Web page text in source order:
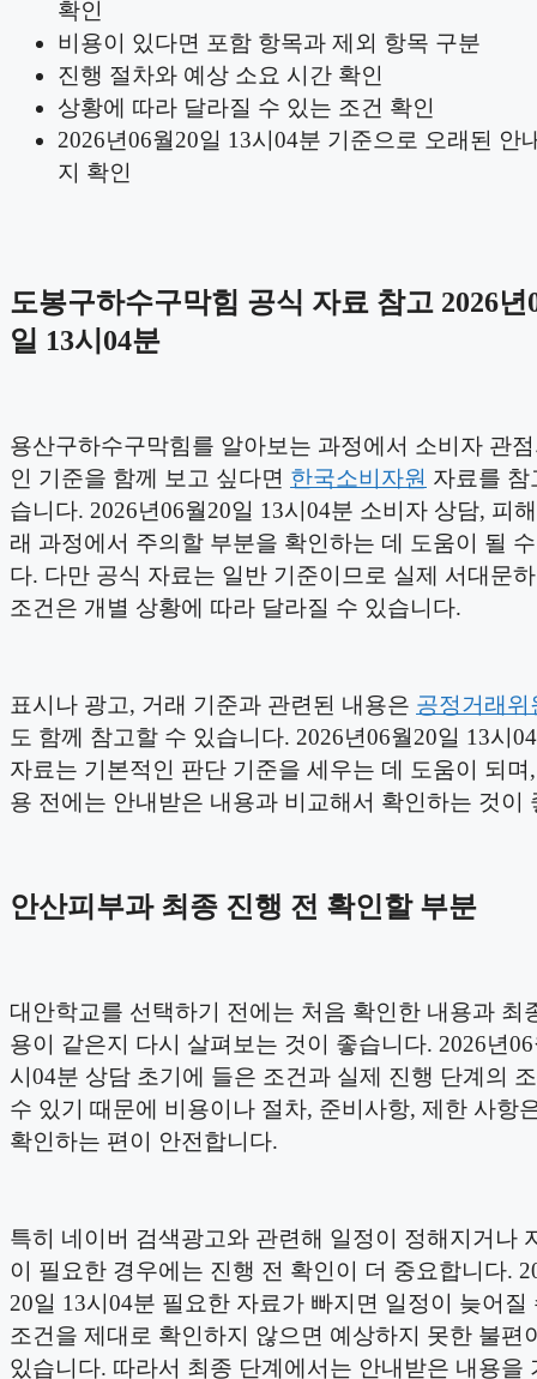
확인
비용이 있다면 포함 항목과 제외 항목 구분
진행 절차와 예상 소요 시간 확인
상황에 따라 달라질 수 있는 조건 확인
2026년06월20일 13시04분 기준으로 오래된 안
지 확인
도봉구하수구막힘 공식 자료 참고 2026년
일 13시04분
용산구하수구막힘를 알아보는 과정에서 소비자 관
인 기준을 함께 보고 싶다면 한국소비자원 자료를 참
습니다. 2026년06월20일 13시04분 소비자 상담, 피
래 과정에서 주의할 부분을 확인하는 데 도움이 될
다. 다만 공식 자료는 일반 기준이므로 실제 서대문
조건은 개별 상황에 따라 달라질 수 있습니다.
표시나 광고, 거래 기준과 관련된 내용은 공정거래위
도 함께 참고할 수 있습니다. 2026년06월20일 13시
자료는 기본적인 판단 기준을 세우는 데 도움이 되며
용 전에는 안내받은 내용과 비교해서 확인하는 것이
안산피부과 최종 진행 전 확인할 부분
대안학교를 선택하기 전에는 처음 확인한 내용과 최
용이 같은지 다시 살펴보는 것이 좋습니다. 2026년
시04분 상담 초기에 들은 조건과 실제 진행 단계의
수 있기 때문에 비용이나 절차, 준비사항, 제한 사항
확인하는 편이 안전합니다.
특히 네이버 검색광고와 관련해 일정이 정해지거나
이 필요한 경우에는 진행 전 확인이 더 중요합니다.
20일 13시04분 필요한 자료가 빠지면 일정이 늦어질
조건을 제대로 확인하지 않으면 예상하지 못한 불편
있습니다. 따라서 최종 단계에서는 안내받은 내용을